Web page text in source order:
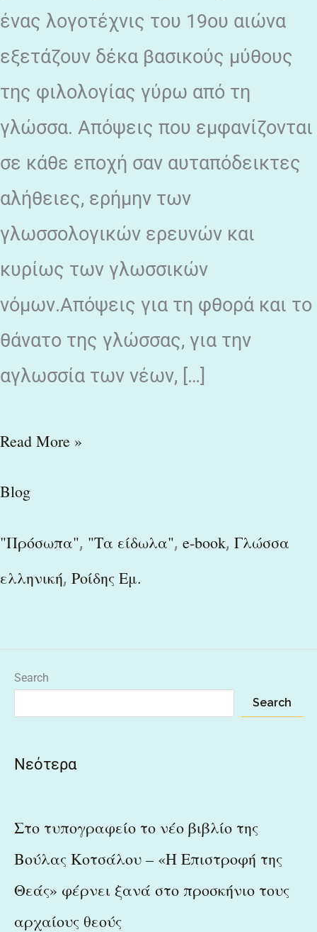
ένας λογοτέχνις του 19ου αιώνα
εξετάζουν δέκα βασικούς μύθους
της φιλολογίας γύρω από τη
γλώσσα. Απόψεις που εμφανίζονται
σε κάθε εποχή σαν αυταπόδεικτες
αλήθειες, ερήμην των
γλωσσολογικών ερευνών και
κυρίως των γλωσσικών
νόμων.Απόψεις για τη φθορά και το
θάνατο της γλώσσας, για την
αγλωσσία των νέων, […]
Read More »
Blog
"Πρόσωπα", "Τα είδωλα", e-book, Γλώσσα
ελληνική, Ροίδης Εμ.
Search
Search
Νεότερα
Στο τυπογραφείο το νέο βιβλίο της
Βούλας Κοτσάλου – «Η Επιστροφή της
Θεάς» φέρνει ξανά στο προσκήνιο τους
αρχαίους θεούς